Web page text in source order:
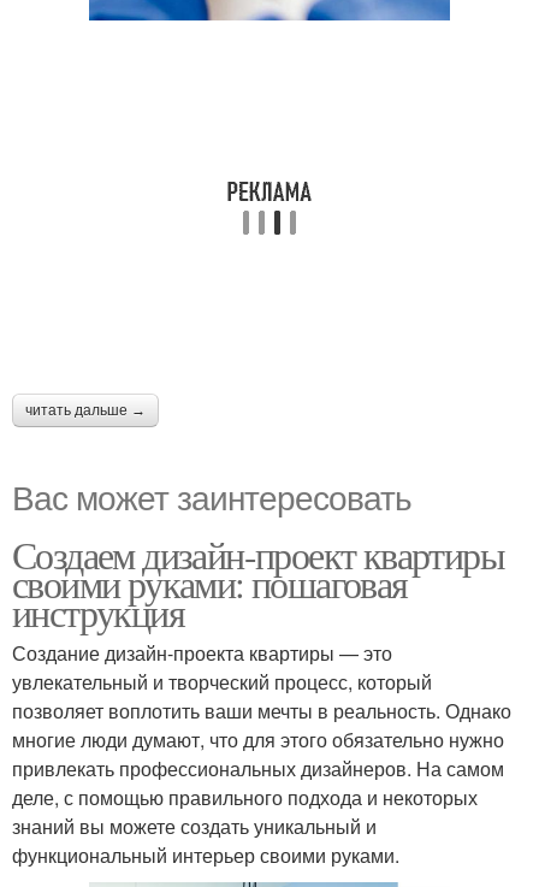
читать дальше →
Вас может заинтересовать
Создаем дизайн-проект квартиры
своими руками: пошаговая
инструкция
Создание дизайн-проекта квартиры — это
увлекательный и творческий процесс, который
позволяет воплотить ваши мечты в реальность. Однако
многие люди думают, что для этого обязательно нужно
привлекать профессиональных дизайнеров. На самом
деле, с помощью правильного подхода и некоторых
знаний вы можете создать уникальный и
функциональный интерьер своими руками.